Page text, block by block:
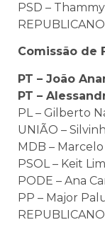
PSD –
Comissão de
PT – João
PT –
PL – Gilberto
UNIÃO –
MDB – Marcelo
PSOL – Keit
PODE – Ana
PP – Major